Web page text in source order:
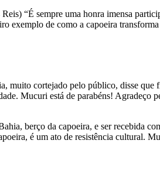
“É sempre uma honra imensa
de como a capoeira
cortejado pelo público, disse
Mucuri está de parabéns! Agradeço
berço da capoeira, e ser recebida
é um ato de resistência cultural.